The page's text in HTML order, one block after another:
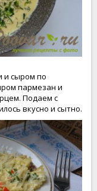
и сыром по
пармезан и
Подаем с
вкусно и сытно.